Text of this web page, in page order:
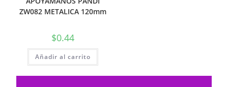
ZW082 METALICA 120mm
$0.44
Añadir al carrito